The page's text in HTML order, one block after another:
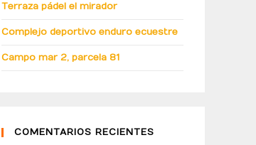
Terraza pádel el mirador
Complejo deportivo enduro ecuestre
Campo mar 2, parcela 81
COMENTARIOS RECIENTES